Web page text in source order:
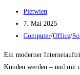
Tools
für
Produktivität
Jetzt
sichern!
Beitrags-
Autor:
Pietwien
Beitrag
veröffentlicht:
7. Mai 2025
Beitrags-
Computer/Office/
Ein moderner
Kunden werden – und mit